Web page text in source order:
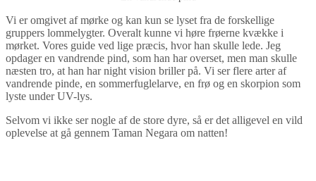
Vi er omgivet af mørke og kan kun se lyset fra de forskellige
gruppers lommelygter. Overalt kunne vi høre frøerne kvække i
mørket. Vores guide ved lige præcis, hvor han skulle lede. Jeg
opdager en vandrende pind, som han har overset, men man skulle
næsten tro, at han har night vision briller på. Vi ser flere arter af
vandrende pinde, en sommerfuglelarve, en frø og en skorpion som
lyste under UV-lys.
Selvom vi ikke ser nogle af de store dyre, så er det alligevel en vild
oplevelse at gå gennem Taman Negara om natten!